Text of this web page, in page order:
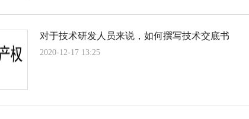
对于技术研发人员来说，如何撰写技术交底书
2020-12-17 13:25